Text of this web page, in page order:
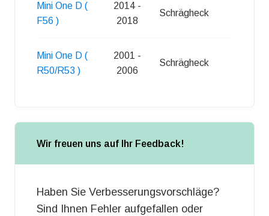
Mini One D (
F56 )
2014 -
2018
Schrägheck
Mini One D (
R50/R53 )
2001 -
2006
Schrägheck
Wir freuen uns auf Ihr Feedback!
Haben Sie Verbesserungsvorschläge?
Sind Ihnen Fehler aufgefallen oder